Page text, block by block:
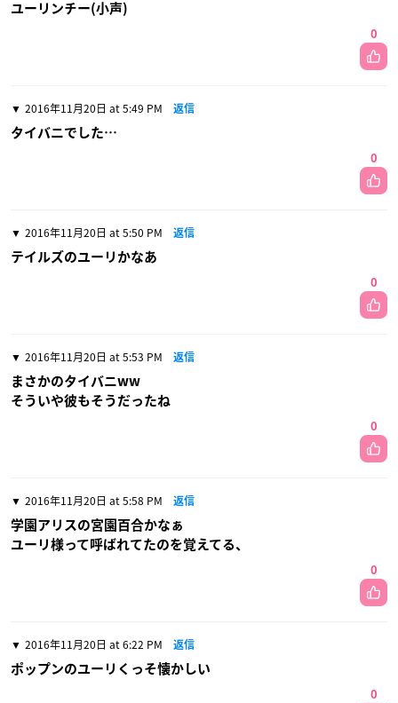
ユーリンチー(小声)
0
2016年11月20日 at 5:49 PM 返信
タイバニでした…
0
2016年11月20日 at 5:50 PM 返信
テイルズのユーリかなあ
0
2016年11月20日 at 5:53 PM 返信
まさかのタイバニww
そういや彼もそうだったね
0
2016年11月20日 at 5:58 PM 返信
学園アリスの宮園百合かなぁ
ユーリ様って呼ばれてたのを覚えてる、
0
2016年11月20日 at 6:22 PM 返信
ポップンのユーリくっそ懐かしい
0